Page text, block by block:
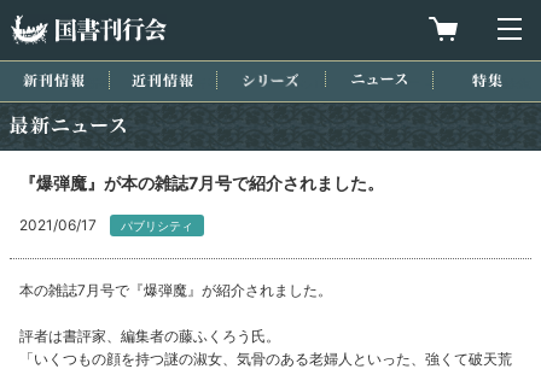
買物カゴを
新刊情報 近刊情報 シリーズ ニュース
『爆弾魔』が本の雑誌7月号で紹介されました。
2021/06/17 パブリシティ
本の雑誌7月号で『爆弾魔』が紹介されました。
評者は書評家、編集者の藤ふくろう氏。
「いくつもの顔を持つ謎の淑女、気骨のある老婦人といった、強くて破天荒